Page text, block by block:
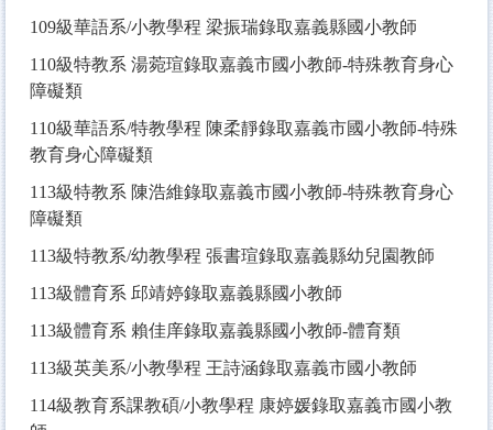
109級華語系/小教學程 梁振瑞錄取嘉義縣國小教師
110級特教系 湯菀瑄錄取嘉義市國小教師-特殊教育身心
障礙類
110級華語系/特教學程 陳柔靜錄取嘉義市國小教師-特殊
教育身心障礙類
113級特教系 陳浩維錄取嘉義市國小教師-特殊教育身心
障礙類
113級特教系/幼教學程 張書瑄錄取嘉義縣幼兒園教師
113級體育系 邱靖婷錄取嘉義縣國小教師
113級體育系 賴佳庠錄取嘉義縣國小教師-體育類
113級英美系/小教學程 王詩涵錄取嘉義市國小教師
114級教育系課教碩/小教學程 康婷媛錄取嘉義市國小教